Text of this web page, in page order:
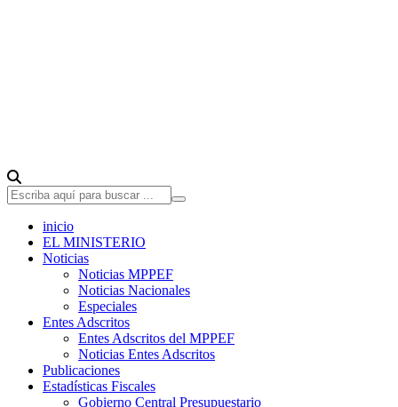
inicio
EL MINISTERIO
Noticias
Noticias MPPEF
Noticias Nacionales
Especiales
Entes Adscritos
Entes Adscritos del MPPEF
Noticias Entes Adscritos
Publicaciones
Estadísticas Fiscales
Gobierno Central Presupuestario